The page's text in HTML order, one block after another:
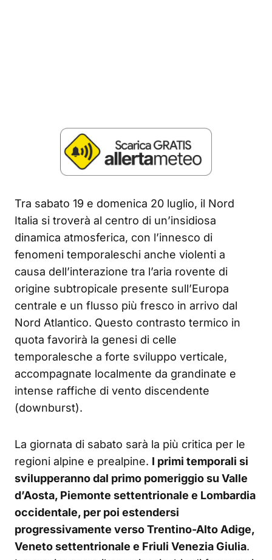
Tra sabato 19 e domenica 20 luglio, il Nord
Italia si troverà al centro di un’insidiosa
dinamica atmosferica, con l’innesco di
fenomeni temporaleschi anche violenti a
causa dell’interazione tra l’aria rovente di
origine subtropicale presente sull’Europa
centrale e un flusso più fresco in arrivo dal
Nord Atlantico. Questo contrasto termico in
quota favorirà la genesi di celle
temporalesche a forte sviluppo verticale,
accompagnate localmente da grandinate e
intense raffiche di vento discendente
(downburst).
La giornata di sabato sarà la più critica per le
regioni alpine e prealpine. I primi temporali si
svilupperanno dal primo pomeriggio su Valle
d’Aosta, Piemonte settentrionale e Lombardia
occidentale, per poi estendersi
progressivamente verso Trentino-Alto Adige,
Veneto settentrionale e Friuli Venezia Giulia.